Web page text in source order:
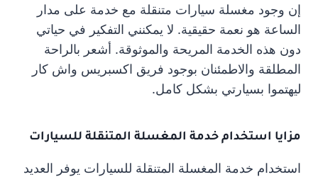
إن وجود مغسلة سيارات متنقلة مع خدمة على مدار
الساعة هو نعمة حقيقية. لا يمكنني التفكير في حياتي
دون هذه الخدمة المريحة والموثوقة. أشعر بالراحة
المطلقة والاطمئنان بوجود فريق اكسبريس واش كار
ليهتموا بسيارتي بشكل كامل.
مزايا استخدام خدمة المغسلة المتنقلة للسيارات
استخدام خدمة المغسلة المتنقلة للسيارات يوفر العديد